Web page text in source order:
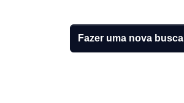
Fazer uma nova busca